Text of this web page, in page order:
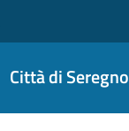
Città di Seregno